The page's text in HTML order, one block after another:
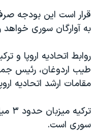
اعتراضات مردمی آبان ۹۸
نرگس محمدی برنده
همایش محافظه‌کاران
سفر پرزیدنت ترامپ به
قرار است این بودجه
به آوارگان سوری خواهد
روابط اتحادیه اروپا و
مقامات ارشد اتحادیه
سوری است.